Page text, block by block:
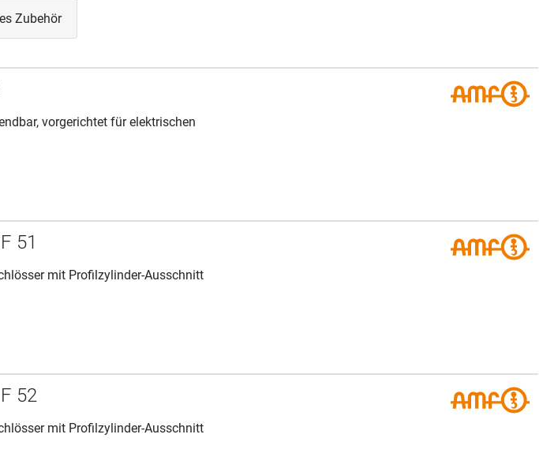
Zubehör
vorgerichtet für elektrischen
51
mit Profilzylinder-Ausschnitt
52
mit Profilzylinder-Ausschnitt